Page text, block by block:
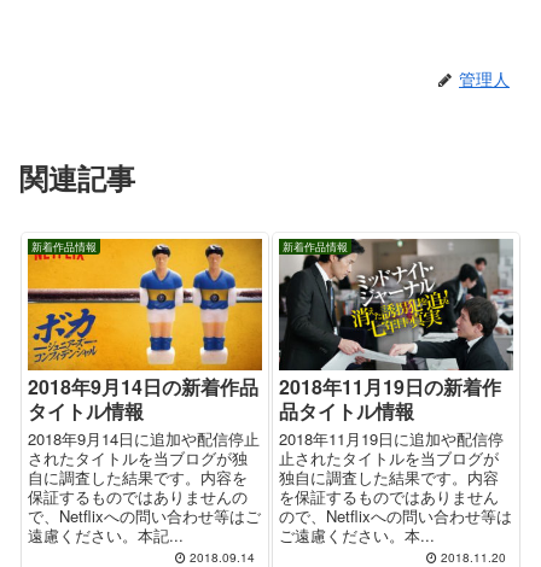
管理人
関連記事
新着作品情報
2018年9月14日の新着作品
タイトル情報
2018年9月14日に追加や配信停止
されたタイトルを当ブログが独
自に調査した結果です。内容を
保証するものではありませんの
で、Netflixへの問い合わせ等はご
遠慮ください。本記...
2018.09.14
新着作品情報
2018年11月19日の新着作
品タイトル情報
2018年11月19日に追加や配信停
止されたタイトルを当ブログが
独自に調査した結果です。内容
を保証するものではありません
ので、Netflixへの問い合わせ等は
ご遠慮ください。本...
2018.11.20